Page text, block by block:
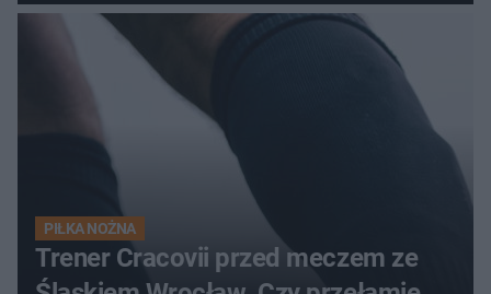
PIŁKA NOŻNA
Trener Cracovii przed meczem ze